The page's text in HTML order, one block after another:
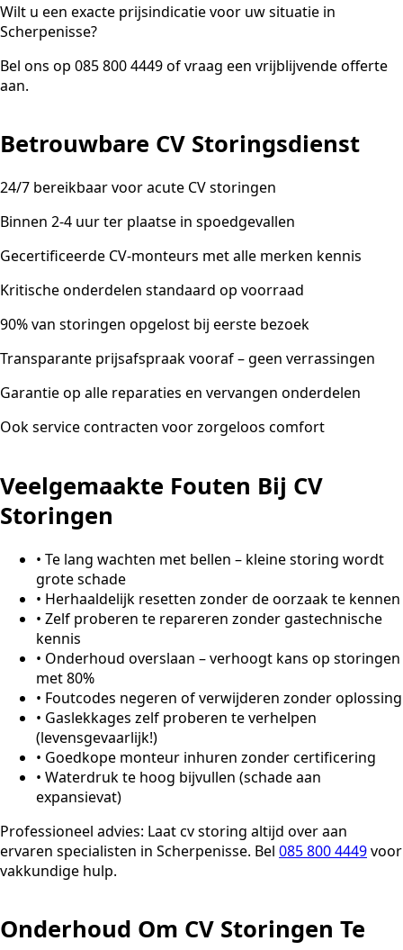
Wilt u een exacte prijsindicatie voor uw situatie in
Scherpenisse?
Bel ons op 085 800 4449 of vraag een vrijblijvende offerte
aan.
Betrouwbare CV Storingsdienst
24/7 bereikbaar voor acute CV storingen
Binnen 2-4 uur ter plaatse in spoedgevallen
Gecertificeerde CV-monteurs met alle merken kennis
Kritische onderdelen standaard op voorraad
90% van storingen opgelost bij eerste bezoek
Transparante prijsafspraak vooraf – geen verrassingen
Garantie op alle reparaties en vervangen onderdelen
Ook service contracten voor zorgeloos comfort
Veelgemaakte Fouten Bij CV
Storingen
• Te lang wachten met bellen – kleine storing wordt
grote schade
• Herhaaldelijk resetten zonder de oorzaak te kennen
• Zelf proberen te repareren zonder gastechnische
kennis
• Onderhoud overslaan – verhoogt kans op storingen
met 80%
• Foutcodes negeren of verwijderen zonder oplossing
• Gaslekkages zelf proberen te verhelpen
(levensgevaarlijk!)
• Goedkope monteur inhuren zonder certificering
• Waterdruk te hoog bijvullen (schade aan
expansievat)
Professioneel advies: Laat cv storing altijd over aan
ervaren specialisten in Scherpenisse. Bel 085 800 4449voor
vakkundige hulp.
Onderhoud Om CV Storingen Te